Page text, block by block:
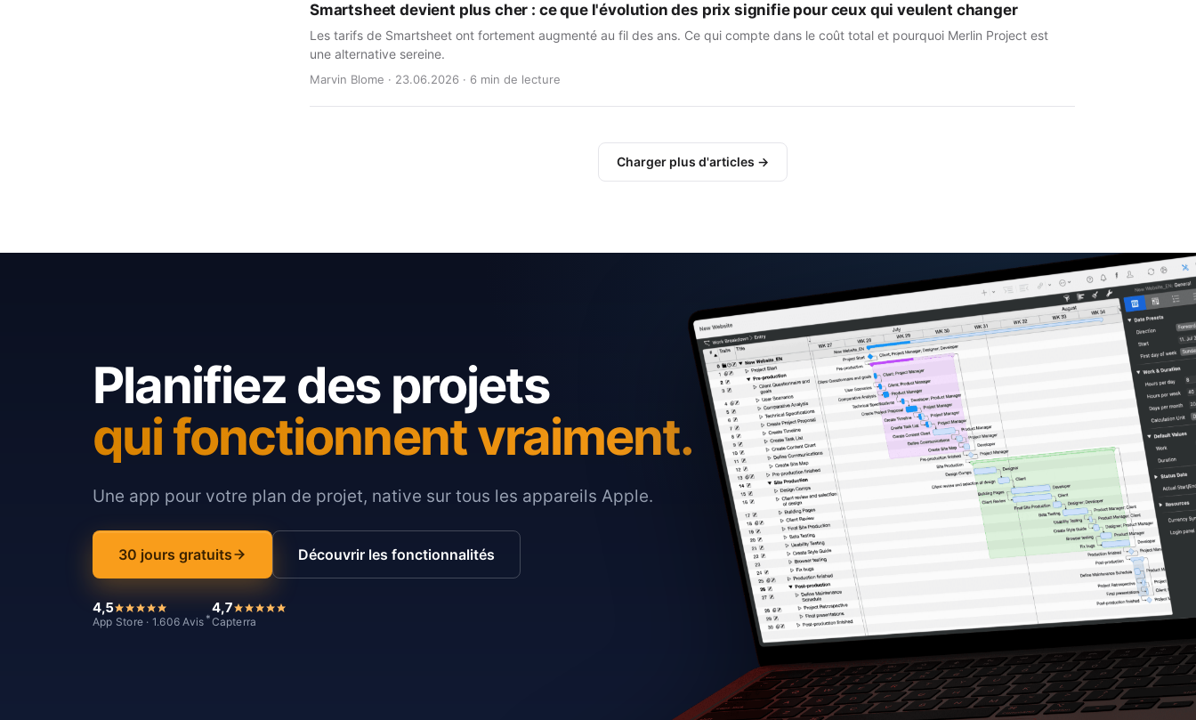
Smartsheet devient plus cher : ce que l'évolution des prix signifie pour ceux qui veulent changer
Les tarifs de Smartsheet ont fortement augmenté au fil des ans. Ce qui compte dans le coût total et pourquoi Merlin Project est
une alternative sereine.
Marvin Blome · 23.06.2026 · 6 min de lecture
Charger plus d'articles →
Planifiez des projets
qui fonctionnent vraiment.
Une app pour votre plan de projet, native sur tous les appareils Apple.
30 jours gratuits Découvrir les fonctionnalités
4,5
App Store · 1.606 Avis *
4,7
Capterra